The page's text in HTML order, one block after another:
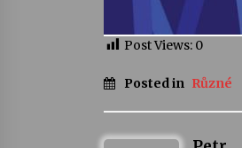
Post Views: 0
Posted in Různé